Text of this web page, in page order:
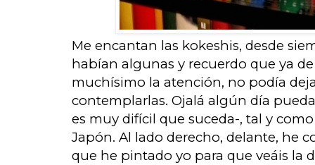
Me encantan las kokeshis, desde
habían algunas y recuerdo que ya
muchísimo la atención, no podía
contemplarlas. Ojalá algún día
es muy difícil que suceda-, tal y
Japón. Al lado derecho, delante, he
que he pintado yo para que veáis la